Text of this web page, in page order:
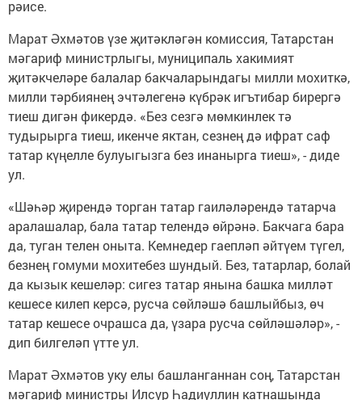
рәисе.
Марат Әхмәтов үзе җитәкләгән комиссия, Татарстан
мәгариф министрлыгы, муниципаль хакимият
җитәкчеләре балалар бакчаларындагы милли мохиткә,
милли тәрбиянең эчтәлегенә күбрәк игътибар бирергә
тиеш дигән фикердә. «Без сезгә мөмкинлек тә
тудырырга тиеш, икенче яктан, сезнең дә ифрат саф
татар күңелле булуыгызга без инанырга тиеш», - диде
ул.
«Шәһәр җирендә торган татар гаиләләрендә татарча
аралашалар, бала татар телендә өйрәнә. Бакчага бара
да, туган телен оныта. Кемнедер гаепләп әйтүем түгел,
безнең гомуми мохитебез шундый. Без, татарлар, болай
да кызык кешеләр: сигез татар янына башка милләт
кешесе килеп керсә, русча сөйләшә башлыйбыз, өч
татар кешесе очрашса да, үзара русча сөйләшәләр», -
дип билгеләп үтте ул.
Марат Әхмәтов уку елы башланганнан соң, Татарстан
мәгариф министры Илсур Һадиуллин катнашында